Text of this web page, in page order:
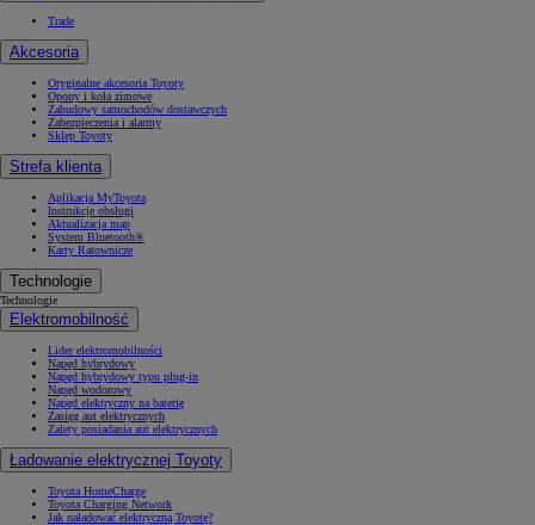
Trade
Akcesoria
Oryginalne akcesoria Toyoty
Opony i koła zimowe
Zabudowy samochodów dostawczych
Zabezpieczenia i alarmy
Sklep Toyoty
Strefa klienta
Aplikacja MyToyota
Instrukcje obsługi
Aktualizacja map
System Bluetooth®
Karty Ratownicze
Technologie
Technologie
Elektromobilność
Lider elektromobilności
Napęd hybrydowy
Napęd hybrydowy typu plug-in
Napęd wodorowy
Napęd elektryczny na baterię
Zasięg aut elektrycznych
Zalety posiadania aut elektrycznych
Ładowanie elektrycznej Toyoty
Toyota HomeCharge
Toyota Charging Network
Jak naładować elektryczną Toyotę?